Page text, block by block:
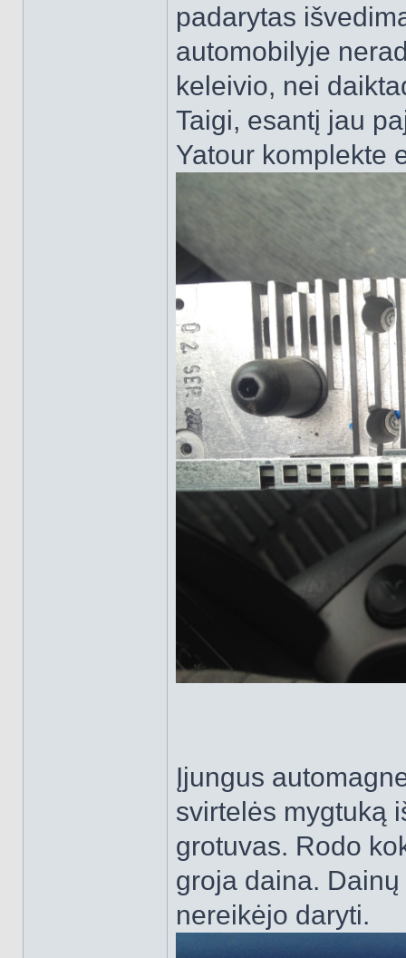
padarytas
automobilyje
keleivio, nei
Taigi, esantį jau
Yatour komplekte
Įjungus
svirtelės mygtuką
grotuvas. Rodo
groja daina.
nereikėjo daryti.